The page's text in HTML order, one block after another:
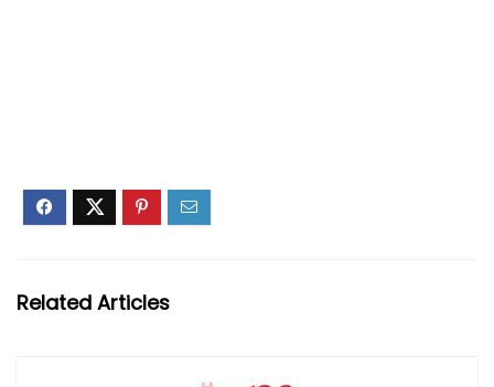
Related Articles